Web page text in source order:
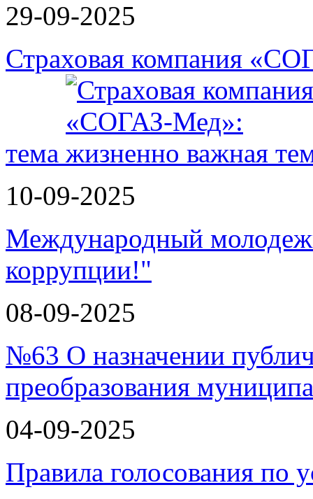
29-09-2025
Страховая компания
тема
10-09-2025
Международный
коррупции!"
08-09-2025
№63 О назначении
преобразования
04-09-2025
Правила голосования по